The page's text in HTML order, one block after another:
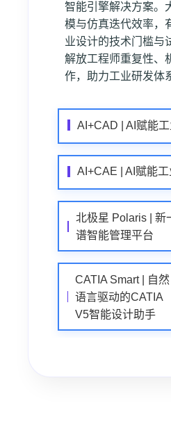
智能引擎解决方案。
模与仿真迭代效率，
业设计的技术门槛与
解放工程师重复性、
作，助力工业研发体
AI+CAD | AI赋能
AI+CAE | AI赋能
北极星 Polaris | 新
谱智能管理平台
CATIA Smart | 自然
语言驱动的CATIA
V5智能设计助手